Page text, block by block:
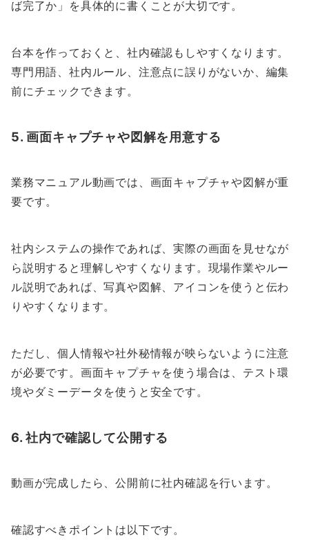
ば完了か」を具体的に書くことが大切です。
台本を作っておくと、社内確認もしやすくなります。
専門用語、社内ルール、注意点に誤りがないか、編集
前にチェックできます。
5. 画面キャプチャや図解を用意する
業務マニュアル動画では、画面キャプチャや図解が重
要です。
社内システムの操作であれば、実際の画面を見せなが
ら説明すると理解しやすくなります。現場作業やルー
ル説明であれば、写真や図解、アイコンを使うと伝わ
りやすくなります。
ただし、個人情報や社外秘情報が映らないように注意
が必要です。画面キャプチャを使う場合は、テスト環
境やダミーデータを使うと安全です。
6. 社内で確認して公開する
動画が完成したら、公開前に社内確認を行います。
確認すべきポイントは以下です。